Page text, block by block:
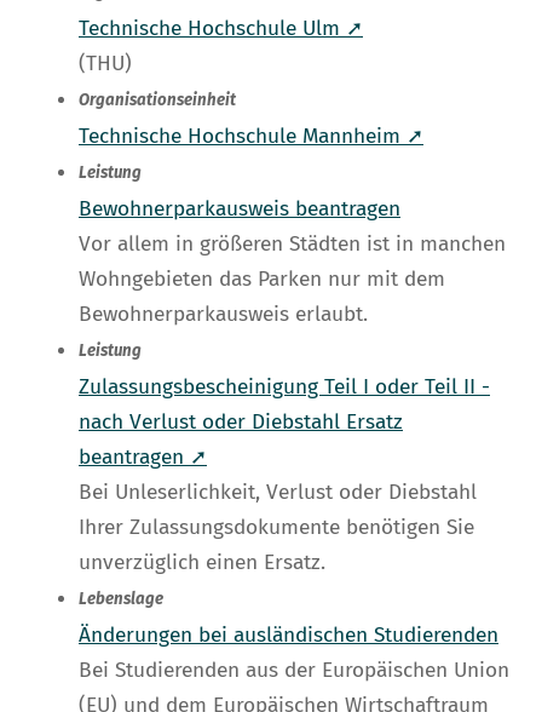
Technische Hochschule Ulm ➚
(THU)
Organisationseinheit
Technische Hochschule Mannheim ➚
Leistung
Bewohnerparkausweis beantragen
Vor allem in größeren Städten ist in manchen
Wohngebieten das Parken nur mit dem
Bewohnerparkausweis erlaubt.
Leistung
Zulassungsbescheinigung Teil I oder Teil II -
nach Verlust oder Diebstahl Ersatz
beantragen ➚
Bei Unleserlichkeit, Verlust oder Diebstahl
Ihrer Zulassungsdokumente benötigen Sie
unverzüglich einen Ersatz.
Lebenslage
Änderungen bei ausländischen Studierenden
Bei Studierenden aus der Europäischen Union
(EU) und dem Europäischen Wirtschaftraum